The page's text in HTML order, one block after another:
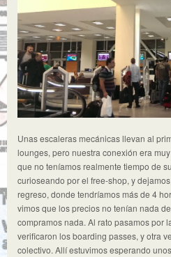
Unas escaleras mecánicas llevan al
lounges, pero nuestra conexión era
que no teníamos realmente tiempo de
curioseando por el free-shop, y
regreso, donde tendríamos más de 4
vimos que los precios no tenían nada
compramos nada. Al rato pasamos por
verificaron los boarding passes, y otra
colectivo. Allí estuvimos esperando